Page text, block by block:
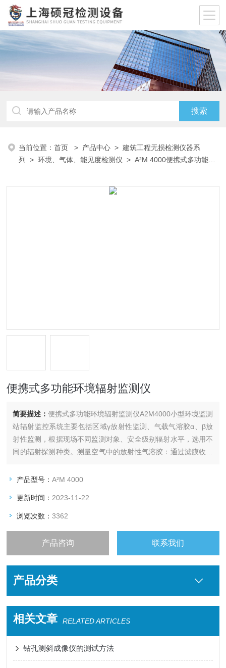
当前位置：首页 > 产品中心 >建筑工程无损检测仪器系
列
>环境、气体、能见度检测仪 > A²M 4000便携式多功能环
便携式多功能环境辐射监测仪
简要描述：便携式多功能环境辐射监测仪A2M4000小型环境监测
站辐射监控系统主要包括区域γ放射性监测、气载气溶胶α、β放
射性监测，根据现场不同监测对象、安全级别辐射水平，选用不
同的辐射探测种类。测量空气中的放射性气溶胶：通过滤膜收集
量，辨识空气中所携带的微量放射性。
产品型号：A²M 4000
更新时间： 2023-11-22
浏览次数：3362
产品咨询 联系我们
产品分类
相关文章 RELATED ARTICLES
钻孔测斜成像仪的测试方法